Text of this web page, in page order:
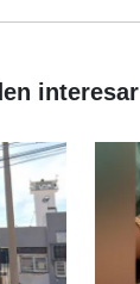
interesar